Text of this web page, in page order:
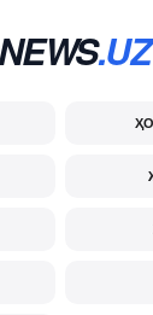
.UZ